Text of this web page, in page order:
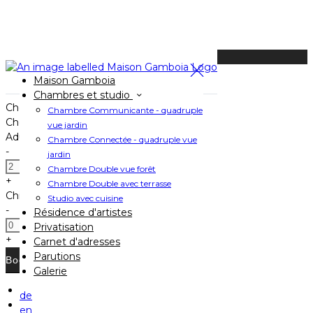
Maison Gamboia
Chambres et studio
Chambre Communicante - quadruple
vue jardin
Chambre Connectée - quadruple vue
jardin
Chambre Double vue forêt
Chambre Double avec terrasse
Studio avec cuisine
Résidence d'artistes
Privatisation
Carnet d'adresses
Parutions
Galerie
de
en
Book your stay
Check In
Check Out
Adults
-
+
Children
-
+